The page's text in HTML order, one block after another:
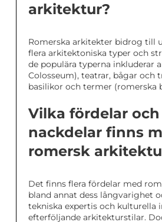
arkitektur?
Romerska arkitekter bidrog till
flera arkitektoniska typer och
de populära typerna inkluderar
Colosseum), teatrar, bågar och
basilikor och termer (romerska
Vilka fördelar och
nackdelar finns
romersk
Det finns flera fördelar med
bland annat dess långvarighet
tekniska expertis och kulturella
efterföljande arkitekturstilar.